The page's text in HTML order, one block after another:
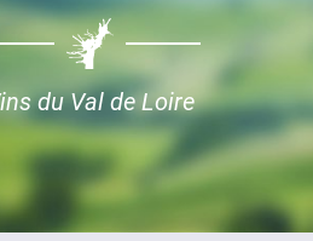
commerciales à
à tout moment en
du Val de Loire